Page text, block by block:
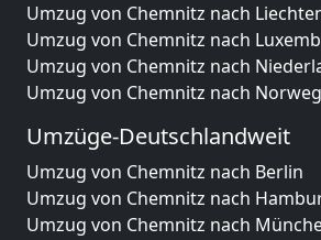
Umzug von Chemnitz nach
Umzug von Chemnitz nach
Umzug von Chemnitz nach
Umzug von Chemnitz nach
Umzüge-Deutschlandweit
Umzug von Chemnitz nach Berlin
Umzug von Chemnitz nach
Umzug von Chemnitz nach